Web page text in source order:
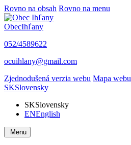
Rovno na obsah Rovno na menu
ObecIhľany
052/4589622
ocuihlany@gmail.com
Zjednodušená verzia webu Mapa webu
SKSlovensky
SKSlovensky
ENEnglish
Menu